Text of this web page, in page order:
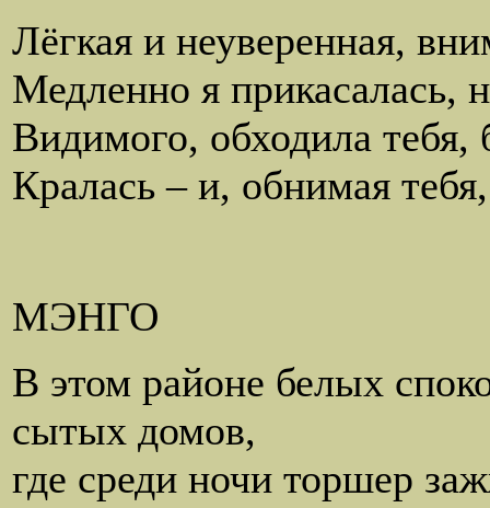
Лёгкая и неуверенная,
Медленно я прикасалась,
Видимого, обходила тебя,
Кралась – и, обнимая
МЭНГО
В этом районе белых
сытых домов,
где среди ночи торшер